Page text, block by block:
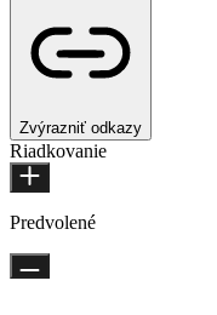
Zvýrazniť odkazy
Riadkovanie
Predvolené